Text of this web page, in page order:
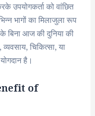
उपयोगकर्ता को वांछित
भागों का मिलाजुला रूप
बिना आज की दुनिया की
चिकित्सा, या
है।
of